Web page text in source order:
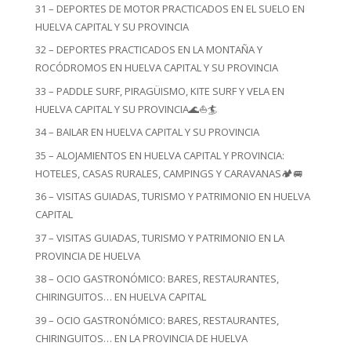
31 – DEPORTES DE MOTOR PRACTICADOS EN EL SUELO EN
HUELVA CAPITAL Y SU PROVINCIA
32 – DEPORTES PRACTICADOS EN LA MONTAÑA Y
ROCÓDROMOS EN HUELVA CAPITAL Y SU PROVINCIA
33 – PADDLE SURF, PIRAGÜISMO, KITE SURF Y VELA EN
HUELVA CAPITAL Y SU PROVINCIA🌊⛵🏄
34 – BAILAR EN HUELVA CAPITAL Y SU PROVINCIA
35 – ALOJAMIENTOS EN HUELVA CAPITAL Y PROVINCIA:
HOTELES, CASAS RURALES, CAMPINGS Y CARAVANAS🏕️🚐
36 – VISITAS GUIADAS, TURISMO Y PATRIMONIO EN HUELVA
CAPITAL
37 – VISITAS GUIADAS, TURISMO Y PATRIMONIO EN LA
PROVINCIA DE HUELVA
38 – OCIO GASTRONÓMICO: BARES, RESTAURANTES,
CHIRINGUITOS… EN HUELVA CAPITAL
39 – OCIO GASTRONÓMICO: BARES, RESTAURANTES,
CHIRINGUITOS… EN LA PROVINCIA DE HUELVA